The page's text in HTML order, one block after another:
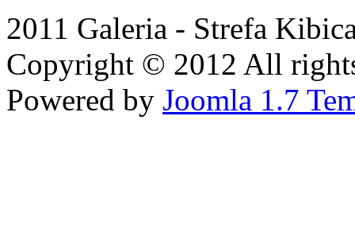
2011 Galeria - Strefa
Copyright © 2012 All
Powered by Joomla 1.7